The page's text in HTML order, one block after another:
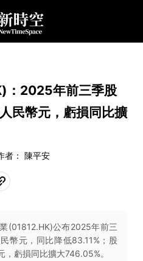
：2025年前三季股
民幣元，虧損同比擴
者： 陳平安
(01812.HK)公布2025年前三
幣元，同比降低83.11%；股
虧損同比擴大746.05%。